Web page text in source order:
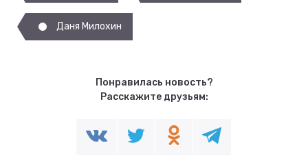
Даня Милохин
Понравилась новость?
Расскажите друзьям: